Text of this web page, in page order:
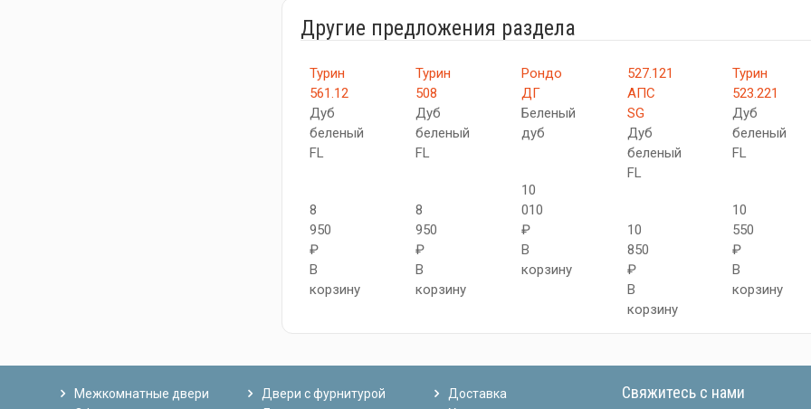
Другие предложения раздела
Турин
561.12
Дуб
беленый
FL
8
950
₽
В
корзину
Турин
508
Дуб
беленый
FL
8
950
₽
В
корзину
Рондо
ДГ
Беленый
дуб
10
010
₽
В
корзину
527.121
АПС
SG
Дуб
беленый
FL
10
850
₽
В
корзину
Турин
523.221
Дуб
беленый
FL
10
550
₽
В
корзину
Межкомнатные двери
Двери с фурнитурой
Доставка
Свяжитесь с нами